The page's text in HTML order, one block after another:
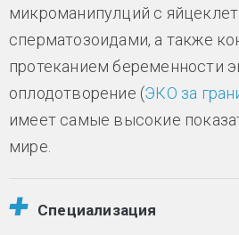
микроманипулций с
сперматозоидами, а также
протеканием беременности
оплодотворение (ЭКО за
имеет самые высокие
мире.
Специализация